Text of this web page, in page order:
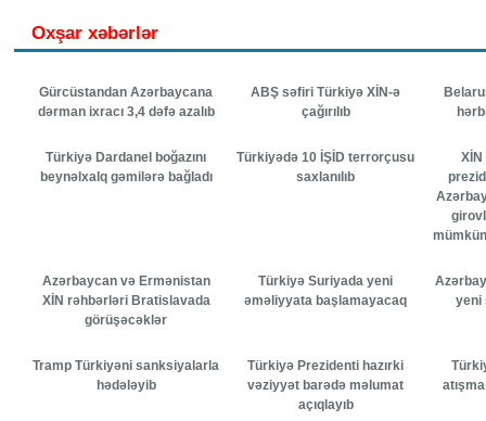
Oxşar xəbərlər
Gürcüstandan Azərbaycana
dərman ixracı 3,4 dəfə azalıb
ABŞ səfiri Türkiyə XİN-ə
çağırılıb
Türkiyə Dardanel boğazını
beynəlxalq gəmilərə bağladı
Türkiyədə 10 İŞİD terrorçusu
saxlanılıb
XİN
Azərbaycan və Ermənistan
XİN rəhbərləri Bratislavada
görüşəcəklər
Türkiyə Suriyada yeni
əməliyyata başlamayacaq
yeni
Tramp Türkiyəni sanksiyalarla
hədələyib
Türkiyə Prezidenti hazırki
vəziyyət barədə məlumat
açıqlayıb